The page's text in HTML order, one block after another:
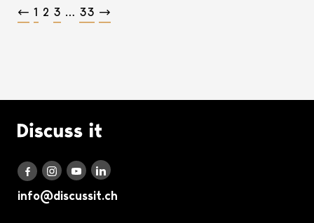
Beitragsnavigation
← 1 2 3 … 33 →
Logo Discuss it
Discuss it auf Facebook
Discuss it auf Instagram
Discuss it auf Youtube
Discuss it auf LinkedIn
info@discussit.ch